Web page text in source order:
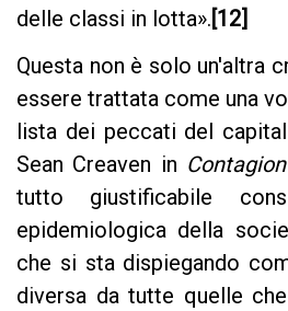
delle classi in lotta».[12]
Questa non è solo un'altra
essere trattata come una
lista dei peccati del
Sean Creaven in
tutto giustificabile
epidemiologica della
che si sta dispiegando
diversa da tutte quelle